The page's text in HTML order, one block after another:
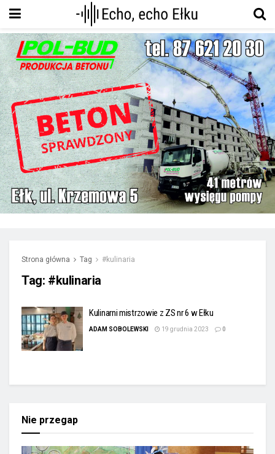
Strona główna Tag #kulinaria
Tag: #kulinaria
Kulinarni mistrzowie z ZS nr 6 w Ełku
ADAM SOBOLEWSKI 19 grudnia 2023 0
Nie przegap